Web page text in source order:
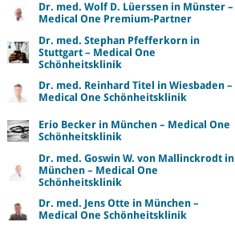
Dr. med. Wolf D. Lüerssen in Münster –
Medical One Premium-Partner
Dr. med. Stephan Pfefferkorn in
Stuttgart – Medical One
Schönheitsklinik
Dr. med. Reinhard Titel in Wiesbaden –
Medical One Schönheitsklinik
Erio Becker in München – Medical One
Schönheitsklinik
Dr. med. Goswin W. von Mallinckrodt in
München – Medical One
Schönheitsklinik
Dr. med. Jens Otte in München –
Medical One Schönheitsklinik